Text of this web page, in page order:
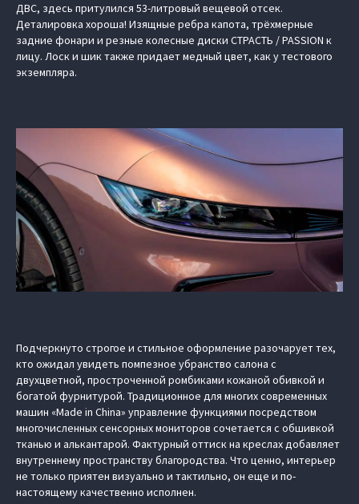
ДВС, здесь притулился 53-литровый вещевой отсек.
Деталировка хороша! Изящные ребра капота, трёхмерные
задние фонари и резные колесные диски СТРАСТЬ / PASSION к
лицу. Лоск и шик также придает медный цвет, как у тестового
экземпляра.
Подчеркнуто строгое и стильное оформление разочарует тех,
кто ожидал увидеть помпезное убранство салона с
двухцветной, простроченной ромбиками кожаной обивкой и
богатой фурнитурой. Традиционное для многих современных
машин «Made in China» управление функциями посредством
многочисленных сенсорных мониторов сочетается с обшивкой
тканью и алькантарой. Фактурный оттиск на креслах добавляет
внутреннему пространству благородства. Что ценно, интерьер
не только приятен визуально и тактильно, он еще и по-
настоящему качественно исполнен.